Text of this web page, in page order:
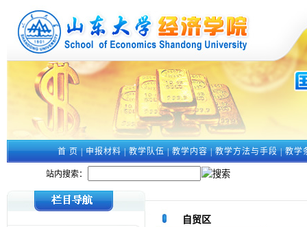
首 页|申报材料|教学队伍|教学内容|教学方法与手段|教学
站内搜索：
自贸区